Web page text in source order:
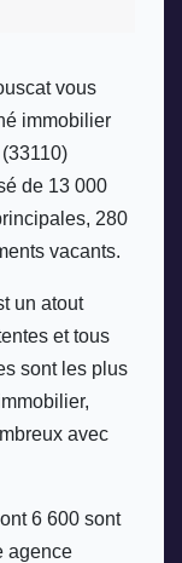
vous
immobilier
de 13 000
280
vacants.
un atout
et tous
sont les plus
avec
6 600 sont
agence